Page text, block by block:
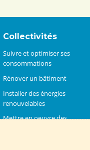
Collectivités
Suivre et optimiser ses
consommations
Rénover un bâtiment
Installer des énergies
renouvelables
Mettre en oeuvre des